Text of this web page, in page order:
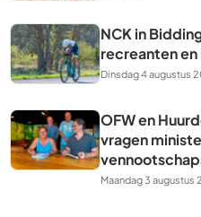
NCK in
recreanten
Dinsdag 4 augustus
OFW en
vragen
Maandag 3 augustus